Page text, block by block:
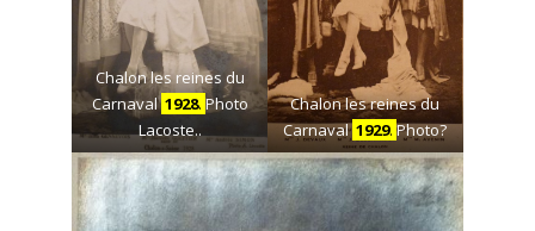
Chalon les reines du
Carnaval1928. Photo
Lacoste..
Chalon les reines du
Carnaval1929.Photo?